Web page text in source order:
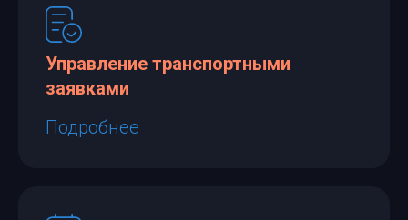
Управление транспортными
заявками
Подробнее